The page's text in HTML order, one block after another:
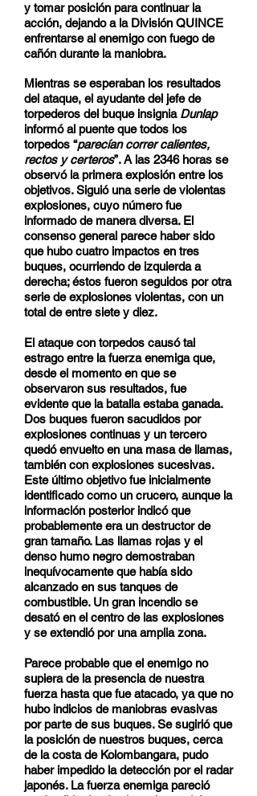
y tomar posición para continuar la
acción, dejando a la División QUINCE
enfrentarse al enemigo con fuego de
cañón durante la maniobra.
Mientras se esperaban los resultados
del ataque, el ayudante del jefe de
torpederos del buque insignia Dunlap
informó al puente que todos los
torpedos “parecían correr calientes,
rectos y certeros”. A las 2346 horas se
observó la primera explosión entre los
objetivos. Siguió una serie de violentas
explosiones, cuyo número fue
informado de manera diversa. El
consenso general parece haber sido
que hubo cuatro impactos en tres
buques, ocurriendo de izquierda a
derecha; éstos fueron seguidos por otra
serie de explosiones violentas, con un
total de entre siete y diez.
El ataque con torpedos causó tal
estrago entre la fuerza enemiga que,
desde el momento en que se
observaron sus resultados, fue
evidente que la batalla estaba ganada.
Dos buques fueron sacudidos por
explosiones continuas y un tercero
quedó envuelto en una masa de llamas,
también con explosiones sucesivas.
Este último objetivo fue inicialmente
identificado como un crucero, aunque la
información posterior indicó que
probablemente era un destructor de
gran tamaño. Las llamas rojas y el
denso humo negro demostraban
inequívocamente que había sido
alcanzado en sus tanques de
combustible. Un gran incendio se
desató en el centro de las explosiones
y se extendió por una amplia zona.
Parece probable que el enemigo no
supiera de la presencia de nuestra
fuerza hasta que fue atacado, ya que no
hubo indicios de maniobras evasivas
por parte de sus buques. Se sugirió que
la posición de nuestros buques, cerca
de la costa de Kolombangara, pudo
haber impedido la detección por el radar
japonés. La fuerza enemiga pareció